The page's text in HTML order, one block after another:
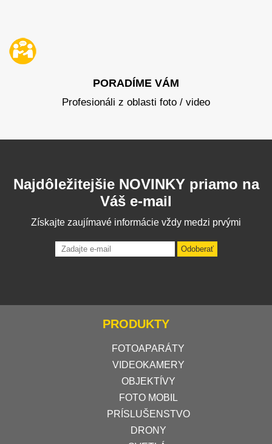
PORADÍME VÁM
Profesionáli z oblasti foto / video
Najdôležitejšie NOVINKY priamo na
Váš e-mail
Získajte zaujímavé informácie vždy medzi prvými
Odoberať
PRODUKTY
FOTOAPARÁTY
VIDEOKAMERY
OBJEKTÍVY
FOTO MOBIL
PRÍSLUŠENSTVO
DRONY